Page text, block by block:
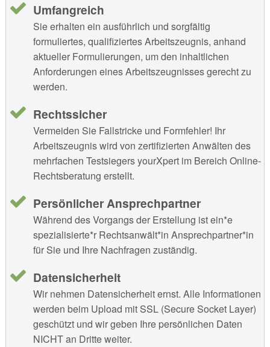
Umfangreich
Sie erhalten ein ausführlich und sorgfältig
formuliertes, qualifiziertes Arbeitszeugnis, anhand
aktueller Formulierungen, um den inhaltlichen
Anforderungen eines Arbeitszeugnisses gerecht zu
werden.
Rechtssicher
Vermeiden Sie Fallstricke und Formfehler! Ihr
Arbeitszeugnis wird von zertifizierten Anwälten des
mehrfachen Testsiegers yourXpert im Bereich Online-
Rechtsberatung erstellt.
Persönlicher Ansprechpartner
Während des Vorgangs der Erstellung ist ein*e
spezialisierte*r Rechtsanwält*in Ansprechpartner*in
für Sie und Ihre Nachfragen zuständig.
Datensicherheit
Wir nehmen Datensicherheit ernst. Alle Informationen
werden beim Upload mit SSL (Secure Socket Layer)
geschützt und wir geben Ihre persönlichen Daten
NICHT an Dritte weiter.